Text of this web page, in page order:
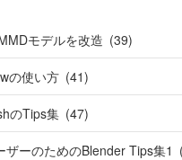
モデルを改造 (39)
の使い方 (41)
のTips集 (47)
ザーのためのBlender Tips集1